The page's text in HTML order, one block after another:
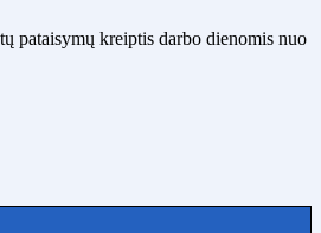
pataisymų kreiptis darbo dienomis nuo